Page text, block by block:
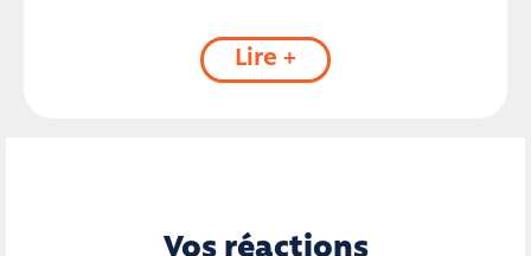
Lire +
Vos réactions